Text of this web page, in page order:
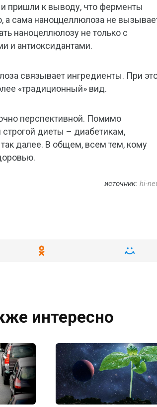
пришли к выводу, что ферменты
а сама наноццеллюлоза не
наноцеллюлозу не только с
и антиоксидантами.
связывает ингредиенты. При
«традиционный» вид.
перспективной. Помимо
диеты – диабетикам,
далее. В общем, всем тем, кому
источник: hi-
интересно